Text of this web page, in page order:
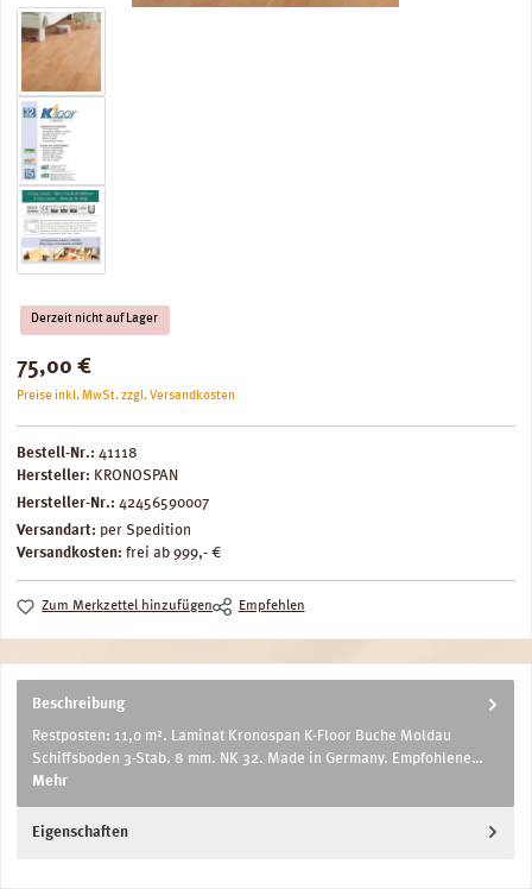
Derzeit nicht auf Lager
Regulärer Preis:
75,00 €
Preise inkl. MwSt. zzgl. Versandkosten
Bestell-Nr.: 41118
Hersteller: KRONOSPAN
Hersteller-Nr.: 42456590007
Versandart: per Spedition
Versandkosten: frei ab 999,- €
Zum Merkzettel hinzufügen Empfehlen
Beschreibung
Restposten: 11,0 m². Laminat Kronospan K-Floor Buche Moldau
Schiffsboden 3-Stab. 8 mm. NK 32. Made in Germany. Empfohlene…
Mehr
Eigenschaften